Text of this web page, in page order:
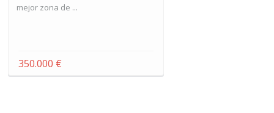
mejor zona de ...
350.000 €